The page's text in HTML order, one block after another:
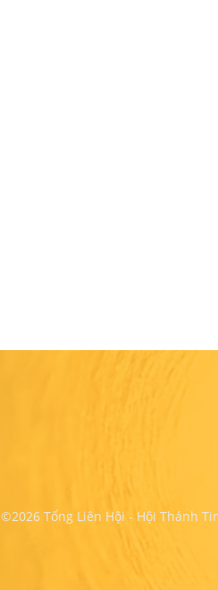
©2026 Tổng Liên Hội - Hội Thánh